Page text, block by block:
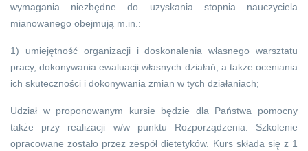
wymagania niezbędne do uzyskania stopnia nauczyciela
mianowanego obejmują m.in.:
1) umiejętność organizacji i doskonalenia własnego warsztatu
pracy, dokonywania ewaluacji własnych działań, a także oceniania
ich skuteczności i dokonywania zmian w tych działaniach;
Udział w proponowanym kursie będzie dla Państwa pomocny
także przy realizacji w/w punktu Rozporządzenia. Szkolenie
opracowane zostało przez zespół dietetyków. Kurs składa się z 1